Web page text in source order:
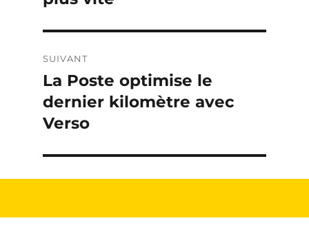
SUIVANT
Publication
suivante :
La Poste optimise le
dernier kilomètre avec
Verso